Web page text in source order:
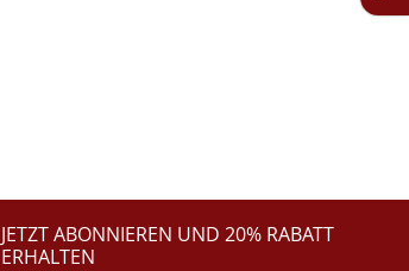
JETZT ABONNIEREN UND 20% RABATT
ERHALTEN